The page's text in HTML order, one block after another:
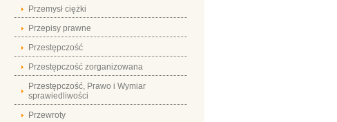
Przemysł ciężki
Przepisy prawne
Przestępczość
Przestępczość zorganizowana
Przestępczość, Prawo i Wymiar
sprawiedliwości
Przewroty